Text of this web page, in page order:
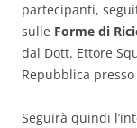
partecipanti,
sulle Forme di
dal Dott. Ettore
Repubblica
Seguirà quindi